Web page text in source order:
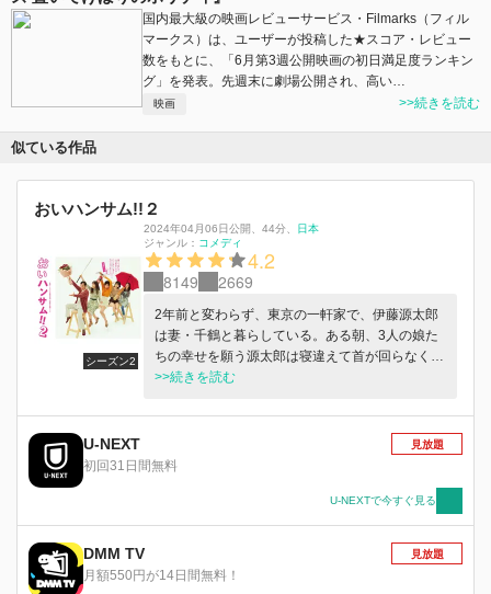
国内最大級の映画レビューサービス・Filmarks（フィル
マークス）は、ユーザーが投稿した★スコア・レビュー
数をもとに、「6月第3週公開映画の初日満足度ランキン
グ」を発表。先週末に劇場公開され、高い…
映画 >>続きを読む
似ている作品
おいハンサム!!２
シーズン2
2024年04月06日公開 44分
日本
ジャンル： コメディ
4.2
8149 2669
2年前と変わらず、東京の一軒家で、伊藤源太郎
は妻・千鶴と暮らしている。ある朝、3人の娘た
ちの幸せを願う源太郎は寝違えて首が回らなくな
りコルセットをすることに。まだ独身の長女・由
ったはずの恋愛は絶不調。次女・里香は夫の浮気
が原因で離婚、恋の仕方を忘れたかも…とモヤモ
ヤしている。三女・美香は、源太郎公認の恋人で
柔不断さに（美香によると）「ほぼ結婚はムリ」
らしい。母・千鶴はいつも通り。ちなみに由香の
元カレ大森は同僚の渡辺さんにアプローチ中。由
香はそばが入ってない天ぷらそばを食べる近所の
不思議な女性に人生を教えられ……。里香には不
>>続きを読む
U-NEXT
初回31日間無料
見放題
U-NEXTで今すぐ見る
DMM TV
月額550円が14日間無料！
見放題